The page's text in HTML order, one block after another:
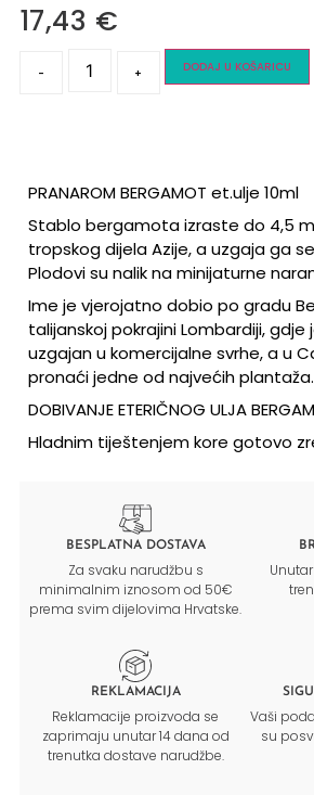
17,43 €
- + DODAJ U KOŠARICU
PRANAROM BERGAMOT et.ulje 10ml
Stablo bergamota izraste do 4,5
tropskog dijela Azije, a uzgaja ga
Plodovi su nalik na minijaturne
Ime je vjerojatno dobio po gradu
talijanskoj pokrajini Lombardiji, gdje
uzgajan u komercijalne svrhe, a u
pronaći jedne od najvećih plantaža.
DOBIVANJE ETERIČNOG ULJA
Hladnim tiještenjem kore gotovo
BESPLATNA DOSTAVA
Za svaku narudžbu s
minimalnim iznosom od 50€
prema svim dijelovima Hrvatske.
REKLAMACIJA
Reklamacije proizvoda se
zaprimaju unutar 14 dana od
trenutka dostave narudžbe.
Vaši
su